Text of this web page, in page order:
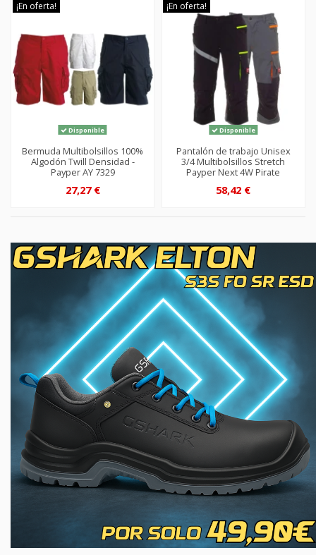
¡En oferta!
Disponible
Bermuda Multibolsillos 100%
Algodón Twill Densidad -
Payper AY 7329
27,27 €
¡En oferta!
Disponible
Pantalón de trabajo Unisex
3/4 Multibolsillos Stretch
Payper Next 4W Pirate
58,42 €